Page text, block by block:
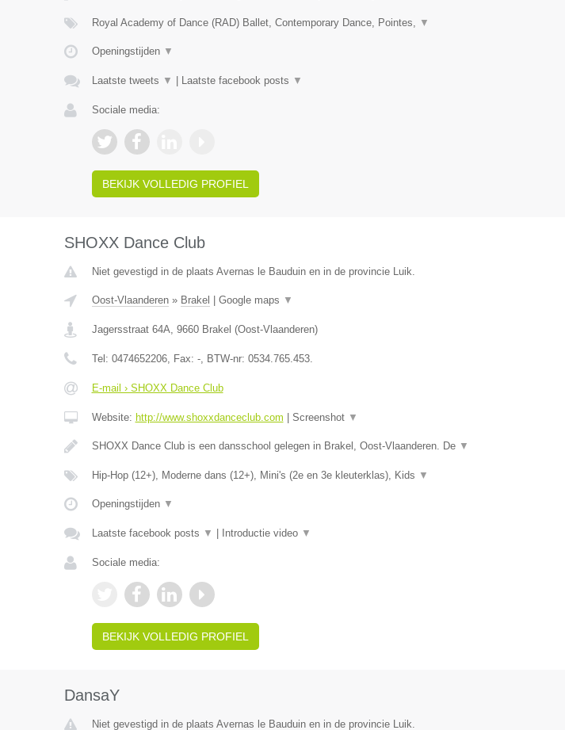
Royal Academy of Dance (RAD) Ballet, Contemporary Dance, Pointes, ▼
Openingstijden ▼
Laatste tweets ▼ Laatste facebook posts ▼
Sociale media:
BEKIJK VOLLEDIG PROFIEL
SHOXX Dance Club
Niet gevestigd in de plaats Avernas le Bauduin en in de provincie Luik.
Oost-Vlaanderen» Brakel Google maps ▼
Jagersstraat 64A, 9660 Brakel (Oost-Vlaanderen)
Tel: 0474652206, Fax: -, BTW-nr: 0534.765.453.
E-mail › SHOXX Dance Club
Website: http://www.shoxxdanceclub.com Screenshot ▼
SHOXX Dance Club is een dansschool gelegen in Brakel, Oost-Vlaanderen. De ▼
Hip-Hop (12+), Moderne dans (12+), Mini's (2e en 3e kleuterklas), Kids ▼
Openingstijden ▼
Laatste facebook posts ▼ Introductie video ▼
Sociale media:
BEKIJK VOLLEDIG PROFIEL
DansaY
Niet gevestigd in de plaats Avernas le Bauduin en in de provincie Luik.